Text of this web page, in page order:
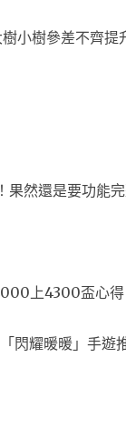
小樹參差不齊提
然還是要功能
上4300盃心得
閃耀暖暖」手遊